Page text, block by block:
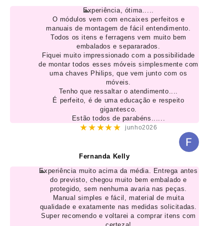
Experiência, ótima.....
O módulos vem com encaixes perfeitos e
manuais de montagem de fácil entendimento.
Todos os itens e ferragens vem muito bem
embalados e separarados.
Fiquei muito impressionado com a possibilidade
de montar todos esses móveis simplesmente com
uma chaves Philips, que vem junto com os
móveis.
Tenho que ressaltar o atendimento....
É perfeito, é de uma educação e respeito
gigantesco.
Estão todos de parabéns......
★★★★★ junho2026
Fernanda Kelly
Experiência muito acima da média. Entrega antes
do previsto, chegou muito bem embalado e
protegido, sem nenhuma avaria nas peças.
Manual simples e fácil, material de muita
qualidade e exatamente nas medidas solicitadas.
Super recomendo e voltarei a comprar itens com